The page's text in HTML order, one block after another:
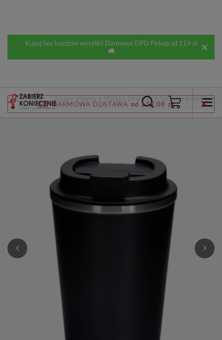
Kupuj bez kosztów wysyłki! Darmowe DPD Pickup od 119 zł
🚚
DARMOWA DOSTAWA od 119,00 zł
Wstecz Strona główna Marki Dr.Bacty Szczelny kubek